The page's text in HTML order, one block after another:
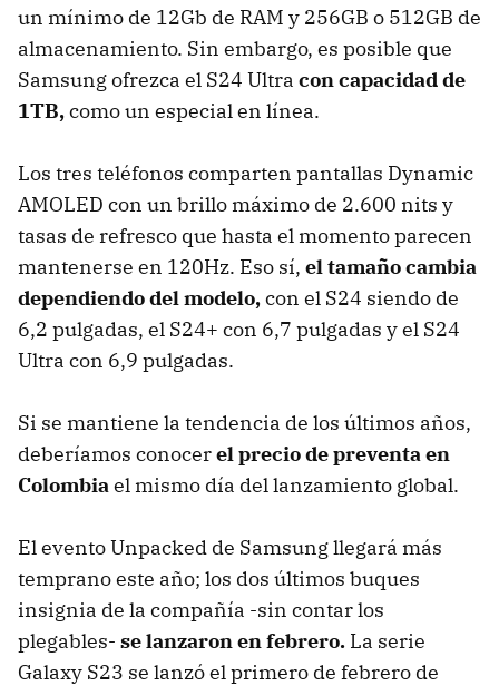
un mínimo de 12Gb de RAM y 256GB o 512GB de
almacenamiento. Sin embargo, es posible que
Samsung ofrezca el S24 Ultra con capacidad de
1TB,como un especial en línea.
Los tres teléfonos comparten pantallas Dynamic
AMOLED con un brillo máximo de 2.600 nits y
tasas de refresco que hasta el momento parecen
mantenerse en 120Hz. Eso sí, el tamaño cambia
dependiendo del modelo,con el S24 siendo de
6,2 pulgadas, el S24+ con 6,7 pulgadas y el S24
Ultra con 6,9 pulgadas.
Si se mantiene la tendencia de los últimos años,
deberíamos conocerel precio de preventa en
Colombia el mismo día del lanzamiento global.
El evento Unpacked de Samsung llegará más
temprano este año; los dos últimos buques
insignia de la compañía -sin contar los
plegables- se lanzaron en febrero. La serie
Galaxy S23 se lanzó el primero de febrero de